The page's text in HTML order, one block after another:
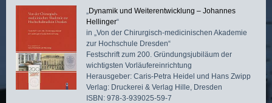
„Dynamik und Weiterentwicklung – Johannes
Hellinger“
in „Von der Chirurgisch-medicinischen Akademie
zur Hochschule Dresden“
Festschrift zum 200. Gründungsjubiläum der
wichtigsten Vorläufereinrichtung
Herausgeber: Caris-Petra Heidel und Hans Zwipp
Verlag: Druckerei & Verlag Hille, Dresden
ISBN: 978-3-939025-59-7